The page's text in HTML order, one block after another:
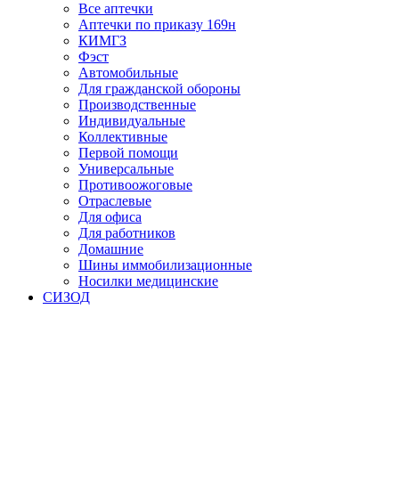
Все аптечки
Аптечки по приказу 169н
КИМГЗ
Фэст
Автомобильные
Для гражданской обороны
Производственные
Индивидуальные
Коллективные
Первой помощи
Универсальные
Противоожоговые
Отраслевые
Для офиса
Для работников
Домашние
Шины иммобилизационные
Носилки медицинские
СИЗОД